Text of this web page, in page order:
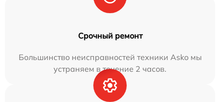
Срочный ремонт
Большинство неисправностей техники Asko мы
устраняем в течение 2 часов.